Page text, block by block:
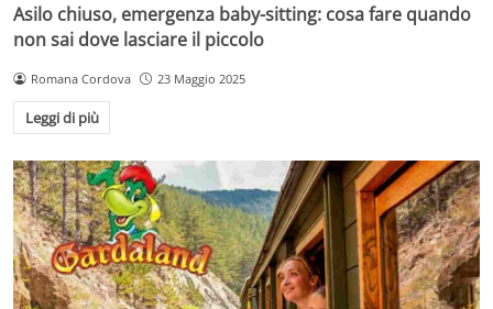
Asilo chiuso, emergenza baby-sitting: cosa fare quando
non sai dove lasciare il piccolo
Romana Cordova 23 Maggio 2025
Leggi di più